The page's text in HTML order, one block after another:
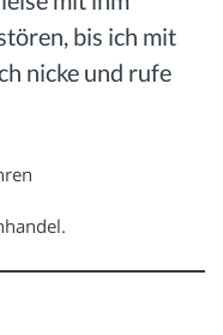
bis ich mit
nicke und rufe